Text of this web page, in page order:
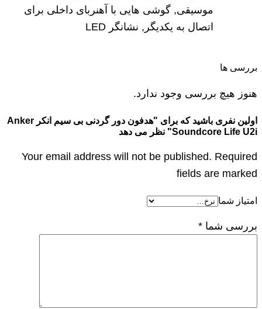
موسیقی, گوشی‌ هایی با آهنربای داخلی برای
اتصال به یکدیگر, نشانگر LED
بررسی ها
هنوز هیچ بررسی وجود ندارد.
اولین نفری باشید که برای "هدفون دور گردنی بی‌ سیم انکر Anker
Soundcore Life U2i" نظر می دهد
Your email address will not be published. Required
fields are marked
امتیاز شما
بررسی شما *